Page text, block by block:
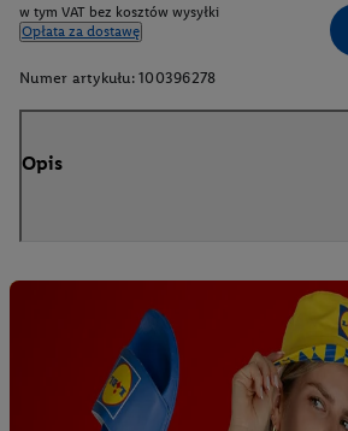
w tym VAT bez kosztów wysyłki
Opłata za dostawę
Numer artykułu: 100396278
Opis